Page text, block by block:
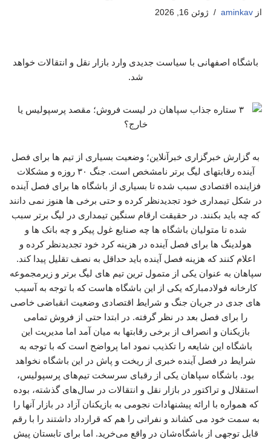
از aminkav ژوئن 16, 2026
باشگاه اصفهانی با سیاست جدیدی وارد بازار نقل و انتقالات خواهد
شد.
به گزارش خبرگزاری خبرآنلاین؛ وضعیت بسیاری از تیم ها برای فصل
آینده رقابتهای لیگ برتر نامشخص است. جنگ ۳۰ روزه و مشکلات
فزاینده اقتصادی سبب شده تا بسیاری از باشگاه ها برای فصل آینده
در شکل تیمداری خود تجدیدنظر کرده و حتی برخی ها هنوز نمی دانند
که چه باید بکنند. در حقیقت ارقام سنگین تیمداری در لیگ برتر سبب
شده تا متولیان باشگاه ها چه صنایع غول پیکر و چه بانک ها و
هولدینگ ها برای فصل آینده در هزینه کرد خود تجدیدنظر کرده و
اعلام کنند که هزینه فصل آینده باید حداقل به نصف تقلیل پیدا کند.
سپاهان به عنوان یکی از متمول ترین تیم های لیگ برتر و زیرمجموعه
کارخانه فولادمبارکه یکی از این باشگاه هاست که با توجه به آسیب
های جدی در جریان جنگ و شرایط اقتصادی وضعیت انقباضی خاصی
را برای فصل بعد در نظر گرفته. در ابتدا حتی از فروش تمامی
بازیکنان و انصراف از برخی رقابتها به میان آمد اما مدیریت این
باشگاه این شایعه را تکذیب نمود اما پرواضح است که با توجه به
شرایط در فصل آینده خبری از ریخت و پاش در این باشگاه نخواهد
بود. باشگاه سپاهان یکی از رقبای سرسخت تیم‌های پرسپولیس،
استقلال و تراکتور در بازار نقل و انتقالات در سال‌های گذشته، بوده
که همواره با ارائه پیشنهادات نجومی به بازیکنان آزاد در بازار آنها را
به سمت خود می کشاند و نفراتی را هم که قرارداد داشتند را با رقم
قابل توجهی از باشگاه‌شان در واقع می‌خرید. اما برای تابستان پیش